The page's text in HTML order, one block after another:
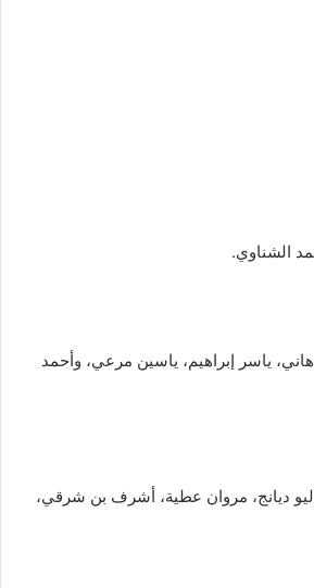
الشناوي.
ياسر إبراهيم، ياسين مرعي، وأحمد
ديانج، مروان عطية، أشرف بن شرقي،